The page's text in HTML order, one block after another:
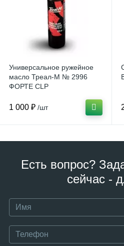
Универсальное ружейное
масло Треал-М № 2996
ФОРТЕ CLP
1 000 ₽ /шт
Есть вопрос?
сейчас -